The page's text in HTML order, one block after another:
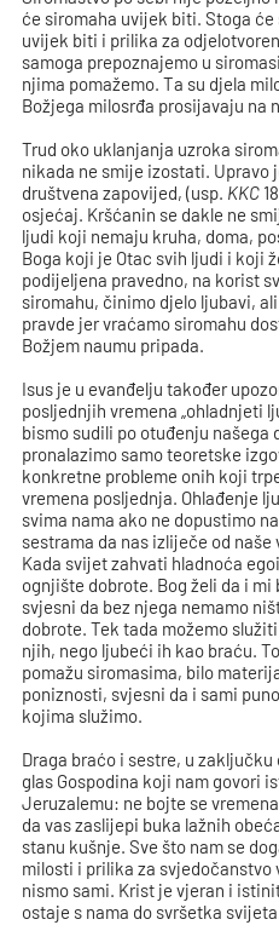
će siromaha uvijek biti. Stoga
uvijek biti i prilika za
samoga prepoznajemo u
njima pomažemo. Ta su djela
Božjega milosrđa prosijavaju na
Trud oko uklanjanja uzroka
nikada ne smije izostati. Upravo
društvena zapovijed, (usp. KKC
osjećaj. Kršćanin se dakle ne
ljudi koji nemaju kruha, doma,
Boga koji je Otac svih ljudi i koji
podijeljena pravedno, na korist
siromahu, činimo djelo ljubavi,
pravde jer vraćamo siromahu
Božjem naumu pripada.
Isus je u evanđelju također
posljednjih vremena „ohladnjeti
bismo sudili po otuđenju našega
pronalazimo samo teoretske
konkretne probleme onih koji
vremena posljednja. Ohlađenje
svima nama ako ne dopustimo
sestrama da nas izliječe od
Kada svijet zahvati hladnoća
ognjište dobrote. Bog želi da i
svjesni da bez njega nemamo
dobrote. Tek tada možemo
njih, nego ljubeći ih kao braću.
pomažu siromasima, bilo
poniznosti, svjesni da i sami
kojima služimo.
Draga braćo i sestre, u
glas Gospodina koji nam govori
Jeruzalemu: ne bojte se
da vas zaslijepi buka lažnih
stanu kušnje. Sve što nam se
milosti i prilika za svjedočanstvo
nismo sami. Krist je vjeran i
ostaje s nama do svršetka